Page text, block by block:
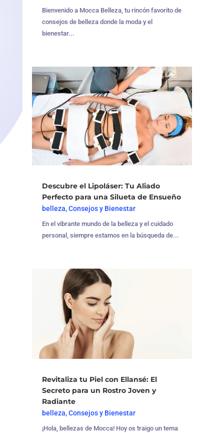
Bienvenido a Mocca Belleza, tu rincón favorito de
consejos de belleza donde la moda y el
bienestar...
Descubre el Lipoláser: Tu Aliado
Perfecto para una Silueta de Ensueño
belleza,Consejos y Bienestar
En el vibrante mundo de la belleza y el cuidado
personal, siempre estamos en la búsqueda de...
Revitaliza tu Piel con Ellansé: El
Secreto para un Rostro Joven y
Radiante
belleza,Consejos y Bienestar
¡Hola, bellezas de Mocca! Hoy os traigo un tema